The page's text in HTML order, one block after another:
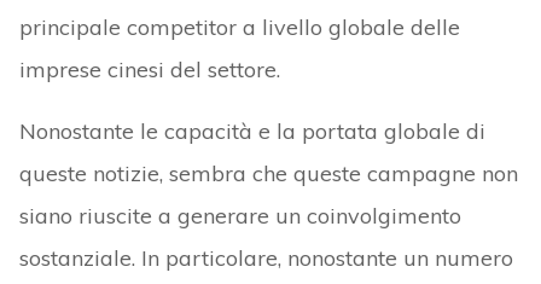
principale competitor a livello globale delle
imprese cinesi del settore.
Nonostante le capacità e la portata globale di
queste notizie, sembra che queste campagne non
siano riuscite a generare un coinvolgimento
sostanziale. In particolare, nonostante un numero